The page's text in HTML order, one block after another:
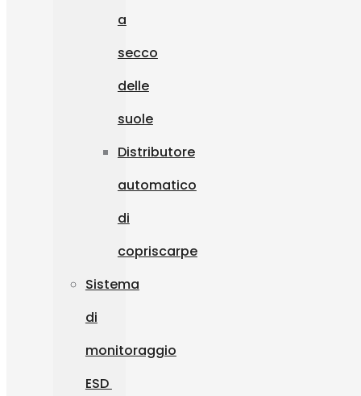
a
secco
delle
suole
Distributore
automatico
di
copriscarpe
Sistema
di
monitoraggio
ESD